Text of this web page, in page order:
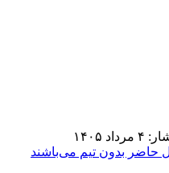
۱۴۰۵
حاضر بدون تیم می‌باشند